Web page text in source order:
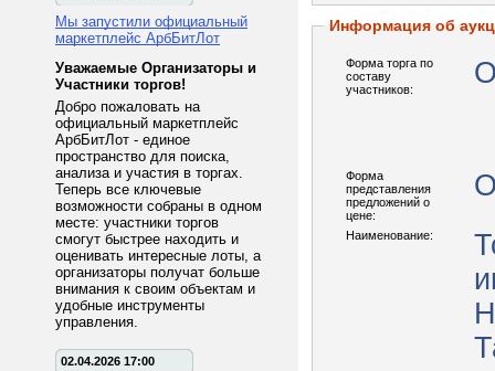
Мы запустили официальный
маркетплейс АрбБитЛот
Уважаемые Организаторы и
Участники торгов!
Добро пожаловать на
официальный маркетплейс
АрбБитЛот - единое
пространство для поиска,
анализа и участия в торгах.
Теперь все ключевые
возможности собраны в одном
месте: участники торгов
смогут быстрее находить и
оценивать интересные лоты, а
организаторы получат больше
внимания к своим объектам и
удобные инструменты
управления.
02.04.2026 17:00
Информация об
Форма торга по
составу
участников:
Форма
представления
предложений о
цене:
Наименование: